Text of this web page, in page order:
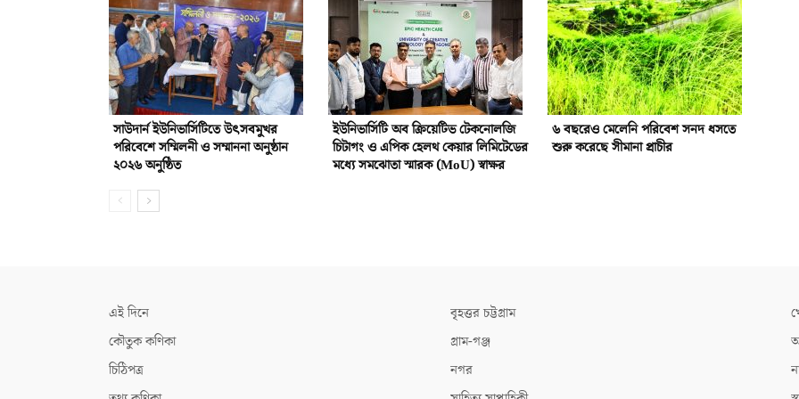
সাউদার্ন ইউনিভার্সিটিতে উৎসবমুখর
পরিবেশে সম্মিলনী ও সম্মাননা অনুষ্ঠান
২০২৬ অনুষ্ঠিত
ইউনিভার্সিটি অব ক্রিয়েটিভ টেকনোলজি
চিটাগং ও এপিক হেলথ কেয়ার লিমিটেডের
মধ্যে সমঝোতা স্মারক (MoU) স্বাক্ষর
৬ বছরেও মেলেনি পরিবেশ সনদ ধসতে
শুরু করেছে সীমানা প্রাচীর
এই দিনে
কৌতুক কণিকা
চিঠিপত্র
বৃহত্তর চট্টগ্রাম
গ্রাম-গঞ্জ
নগর